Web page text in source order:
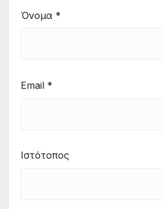
Όνομα *
Email *
Ιστότοπος